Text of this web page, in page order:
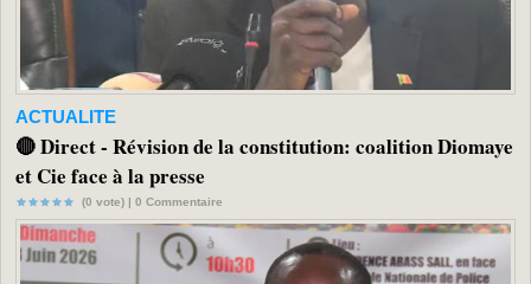
ACTUALITE
🔴 Direct - Révision de la constitution: coalition Diomaye
et Cie face à la presse
(0 vote) | 0 Commentaire